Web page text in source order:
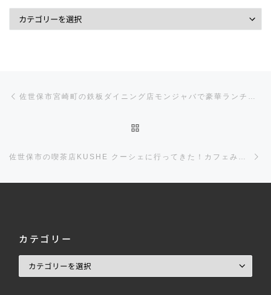
投稿ナビゲーション 佐世保市宮崎町の鉄板ダイニング店モンジャバで豪華ランチを食べてきた！ステーキ！
カテゴリー